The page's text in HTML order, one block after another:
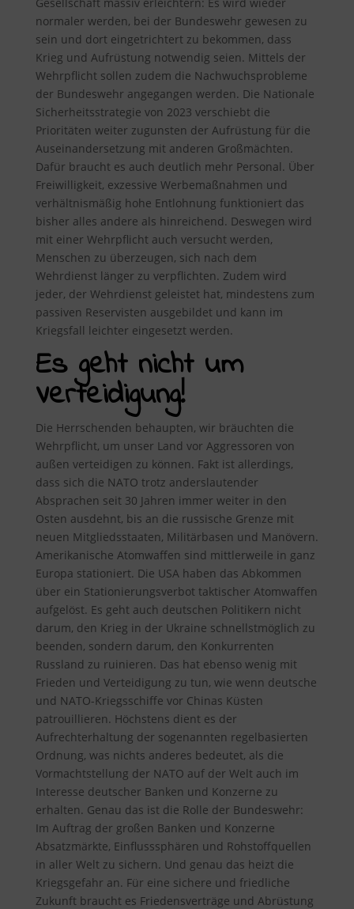
normaler werden, bei der Bundeswehr gewesen zu
sein und dort eingetrichtert zu bekommen, dass
Krieg und Aufrüstung notwendig seien. Mittels der
Wehrpflicht sollen zudem die Nachwuchsprobleme
der Bundeswehr angegangen werden. Die Nationale
Sicherheitsstrategie von 2023 verschiebt die
Prioritäten weiter zugunsten der Aufrüstung für die
Auseinandersetzung mit anderen Großmächten.
Dafür braucht es auch deutlich mehr Personal. Über
Freiwilligkeit, exzessive Werbemaßnahmen und
verhältnismäßig hohe Entlohnung funktioniert das
bisher alles andere als hinreichend. Deswegen wird
mit einer Wehrpflicht auch versucht werden,
Menschen zu überzeugen, sich nach dem
Wehrdienst länger zu verpflichten. Zudem wird
jeder, der Wehrdienst geleistet hat, mindestens zum
passiven Reservisten ausgebildet und kann im
Kriegsfall leichter eingesetzt werden.
Es geht nicht um
Verteidigung!
Die Herrschenden behaupten, wir bräuchten die
Wehrpflicht, um unser Land vor Aggressoren von
außen verteidigen zu können. Fakt ist allerdings,
dass sich die NATO trotz anderslautender
Absprachen seit 30 Jahren immer weiter in den
Osten ausdehnt, bis an die russische Grenze mit
neuen Mitgliedsstaaten, Militärbasen und Manövern.
Amerikanische Atomwaffen sind mittlerweile in ganz
Europa stationiert. Die USA haben das Abkommen
über ein Stationierungsverbot taktischer Atomwaffen
aufgelöst. Es geht auch deutschen Politikern nicht
darum, den Krieg in der Ukraine schnellstmöglich zu
beenden, sondern darum, den Konkurrenten
Russland zu ruinieren. Das hat ebenso wenig mit
Frieden und Verteidigung zu tun, wie wenn deutsche
und NATO-Kriegsschiffe vor Chinas Küsten
patrouillieren. Höchstens dient es der
Aufrechterhaltung der sogenannten regelbasierten
Ordnung, was nichts anderes bedeutet, als die
Vormachtstellung der NATO auf der Welt auch im
Interesse deutscher Banken und Konzerne zu
erhalten. Genau das ist die Rolle der Bundeswehr:
Im Auftrag der großen Banken und Konzerne
Absatzmärkte, Einflusssphären und Rohstoffquellen
in aller Welt zu sichern. Und genau das heizt die
Kriegsgefahr an. Für eine sichere und friedliche
Zukunft braucht es Friedensverträge und Abrüstung